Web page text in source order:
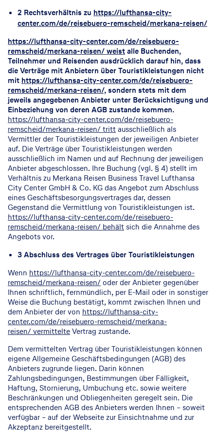
2 Rechtsverhältnis zu https://lufthansa-city-
center.com/de/reisebuero-remscheid/merkana-reisen/
https://lufthansa-city-center.com/de/reisebuero-
remscheid/merkana-reisen/ weistalle Buchenden,
Teilnehmer und Reisenden ausdrücklich darauf hin, dass
die Verträge mit Anbietern über Touristikleistungen nicht
mit https://lufthansa-city-center.com/de/reisebuero-
remscheid/merkana-reisen/,sondern stets mit dem
jeweils angegebenen Anbieter unter Berücksichtigung und
Einbeziehung von deren AGB zustande kommen.
https://lufthansa-city-center.com/de/reisebuero-
remscheid/merkana-reisen/ trittausschließlich als
Vermittler der Touristikleistungen der jeweiligen Anbieter
auf. Die Verträge über Touristikleistungen werden
ausschließlich im Namen und auf Rechnung der jeweiligen
Anbieter abgeschlossen. Ihre Buchung (vgl. § 4) stellt im
Verhältnis zu Merkana Reisen Business Travel Lufthansa
City Center GmbH & Co. KG das Angebot zum Abschluss
eines Geschäftsbesorgungsvertrages dar, dessen
Gegenstand die Vermittlung von Touristikleistungen ist.
https://lufthansa-city-center.com/de/reisebuero-
remscheid/merkana-reisen/ behältsich die Annahme des
Angebots vor.
3 Abschluss des Vertrages über Touristikleistungen
Wenn https://lufthansa-city-center.com/de/reisebuero-
remscheid/merkana-reisen/ oder der Anbieter gegenüber
Ihnen schriftlich, fernmündlich, per E-Mail oder in sonstiger
Weise die Buchung bestätigt, kommt zwischen Ihnen und
dem Anbieter der von https://lufthansa-city-
center.com/de/reisebuero-remscheid/merkana-
reisen/ vermittelteVertrag zustande.
Dem vermittelten Vertrag über Touristikleistungen können
eigene Allgemeine Geschäftsbedingungen (AGB) des
Anbieters zugrunde liegen. Darin können
Zahlungsbedingungen, Bestimmungen über Fälligkeit,
Haftung, Stornierung, Umbuchung etc. sowie weitere
Beschränkungen und Obliegenheiten geregelt sein. Die
entsprechenden AGB des Anbieters werden Ihnen – soweit
verfügbar – auf der Webseite zur Einsichtnahme und zur
Akzeptanz bereitgestellt.